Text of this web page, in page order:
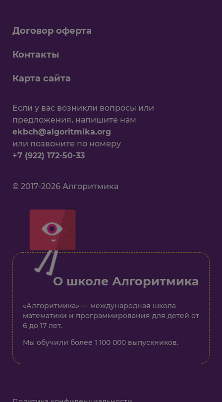
Договор оферта
Контакты
Карта сайта
Еcли у вас возникли вопросы или
предложения, напишите нам
ekbch@algoritmika.org
или позвоните по номеру
+7 (922) 172-50-33
© 2017-2026 Алгоритмика
О школе Алгоритмика
«Алгоритмика» — международная школа
математики и программирования для детей от
6 до 17 лет.
Мы обучили более 1 100 000 выпускников.